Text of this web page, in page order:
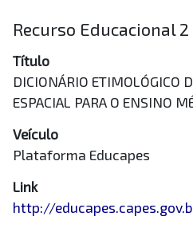
Recurso Educacional 2
Título
DICIONÁRIO ETIMOLÓGICO
ESPACIAL PARA O ENSINO
Veículo
Plataforma Educapes
Link
http://